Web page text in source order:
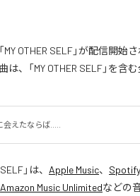
OTHER SELF」が配信開始
、「MY OTHER SELF」を含
えたならば.....
SELF」は、 Apple Music、 Spotify
Amazon Music Unlimitedなどの